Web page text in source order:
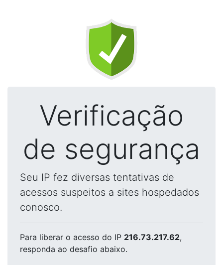
Verificação
de segurança
Seu IP fez diversas tentativas de
acessos suspeitos a sites hospedados
conosco.
Para liberar o acesso do IP 216.73.217.62,
responda ao desafio abaixo.